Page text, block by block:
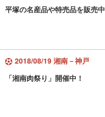
平塚の名産品や特売品を販売中
2018/08/19 湘南－神戸
「湘南肉祭り」開催中！